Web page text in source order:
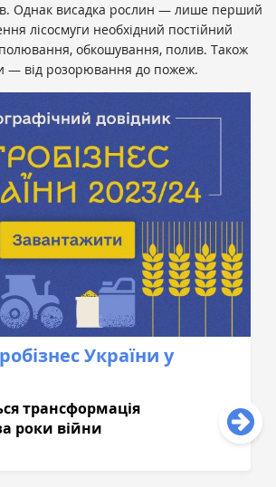
Однак висадка рослин — лише перший
лісосмуги необхідний постійний
обкошування, полив. Також
— від розорювання до пожеж.
України у
трансформація
роки війни